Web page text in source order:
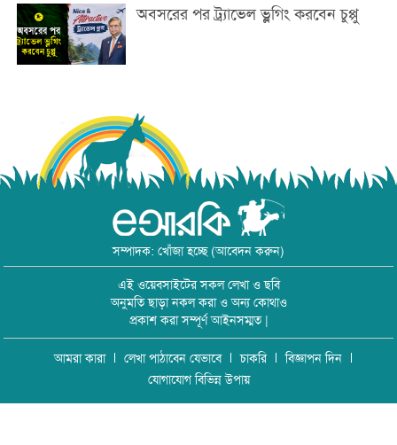
অবসরের পর ট্র্যাভেল ভ্লগিং করবেন চুপ্পু
সম্পাদক: খোঁজা হচ্ছে (আবেদন করুন)
এই ওয়েবসাইটের সকল লেখা ও ছবি
অনুমতি ছাড়া নকল করা ও অন্য কোথাও
প্রকাশ করা সম্পূর্ণ আইনসম্মত |
আমরা কারা লেখা পাঠাবেন যেভাবে চাকরি
বিজ্ঞাপন দিন
যোগাযোগ বিভিন্ন উপায়